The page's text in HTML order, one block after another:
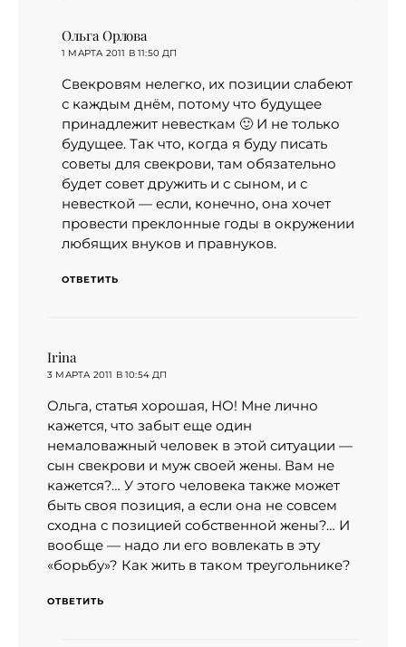
Ольга Орлова
1 МАРТА 2011 В 11:50 ДП
Свекровям нелегко, их позиции слабеют
с каждым днём, потому что будущее
принадлежит невесткам 🙂 И не только
будущее. Так что, когда я буду писать
советы для свекрови, там обязательно
будет совет дружить и с сыном, и с
невесткой — если, конечно, она хочет
провести преклонные годы в окружении
любящих внуков и правнуков.
ОТВЕТИТЬ
Irina:
3 МАРТА 2011 В 10:54 ДП
Ольга, статья хорошая, НО! Мне лично
кажется, что забыт еще один
немаловажный человек в этой ситуации —
сын свекрови и муж своей жены. Вам не
кажется?… У этого человека также может
быть своя позиция, а если она не совсем
сходна с позицией собственной жены?… И
вообще — надо ли его вовлекать в эту
«борьбу»? Как жить в таком треугольнике?
ОТВЕТИТЬ